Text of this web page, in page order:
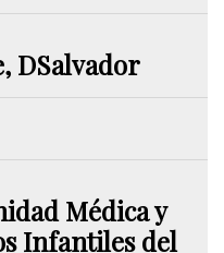
DSalvador
Médica y
Infantiles del